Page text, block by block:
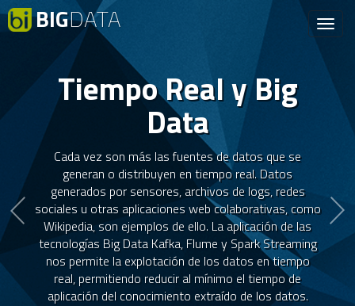
Toggle
BIGDATA
Tiempo Real y Big
Data
Cada vez son más las fuentes de datos que se
generan o distribuyen en tiempo real. Datos
generados por sensores, archivos de logs, redes
sociales u otras aplicaciones web colaborativas, como
Wikipedia, son ejemplos de ello. La aplicación de las
tecnologías Big Data Kafka, Flume y Spark Streaming
nos permite la explotación de los datos en tiempo
real, permitiendo reducir al mínimo el tiempo de
aplicación del conocimiento extraído de los datos.